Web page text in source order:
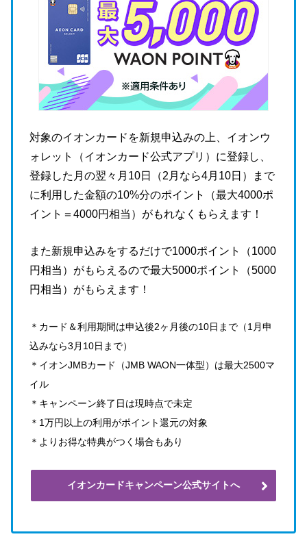
対象のイオンカードを新規申込みの上、イオンウ
ォレット（イオンカード公式アプリ）に登録し、
登録した月の翌々月10日（2月なら4月10日）まで
に利用した金額の10%分のポイント（最大4000ポ
イント＝4000円相当）がもれなくもらえます！
また新規申込みをするだけで1000ポイント（1000
円相当）がもらえるので最大5000ポイント（5000
円相当）がもらえます！
＊カード＆利用期間は申込後2ヶ月後の10日まで（1月申
込みなら3月10日まで）
＊イオンJMBカード（JMB WAON一体型）は最大2500マ
イル
＊キャンペーン終了日は現時点で未定
＊1万円以上の利用がポイント還元の対象
＊よりお得な特典がつく場合もあり
イオンカードキャンペーン公式サイトへ